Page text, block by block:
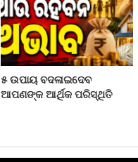
୫ ଉପାୟ ବଦଳାଇଦେବ
ଆପଣଙ୍କ ଆର୍ଥିକ ପରିସ୍ଥିତି